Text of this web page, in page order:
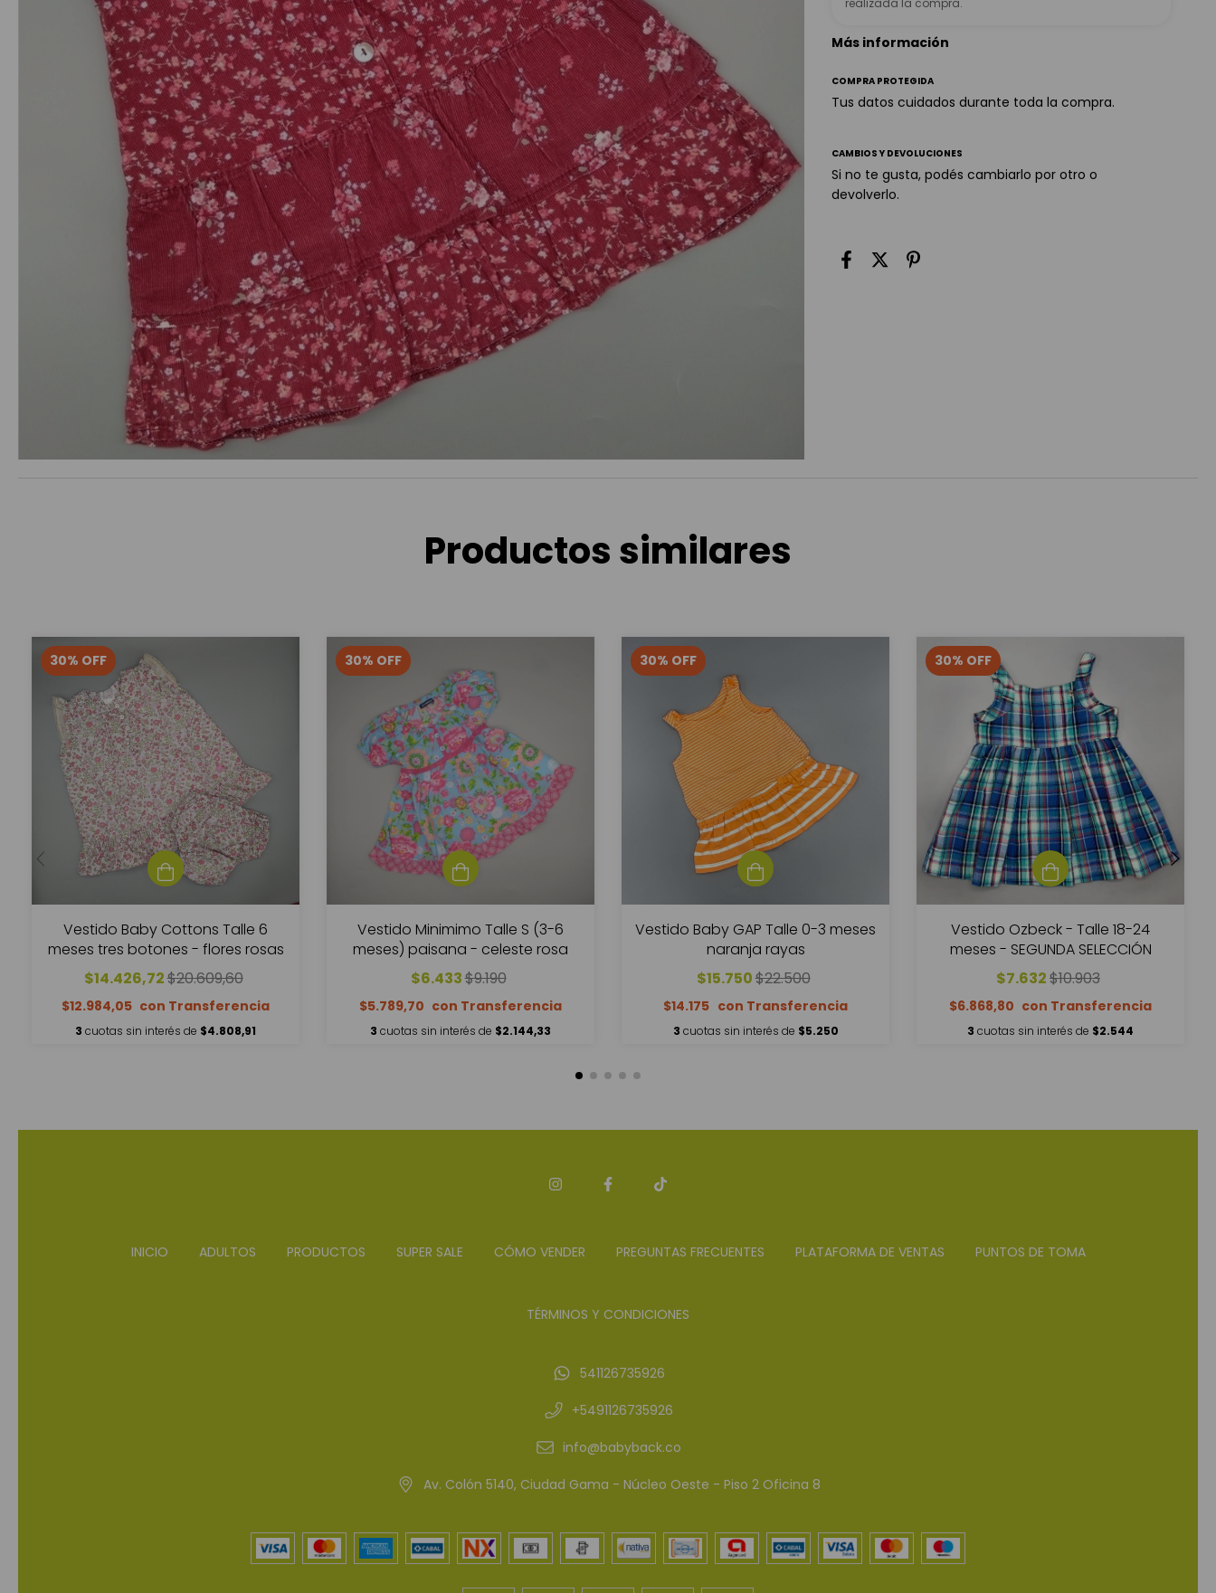
realizada la compra.
Más información
COMPRA PROTEGIDA
Tus datos cuidados durante toda la compra.
CAMBIOS Y DEVOLUCIONES
Si no te gusta, podés cambiarlo por otro o
devolverlo.
Productos similares
30% OFF
Vestido Baby Cottons Talle 6
meses tres botones - flores rosas
$14.426,72$20.609,60
$12.984,05
3 cuotas sin interés de $4.808,91
30% OFF
Vestido Minimimo Talle S (3-6
meses) paisana - celeste rosa
$6.433$9.190
$5.789,70
3 cuotas sin interés de $2.144,33
30% OFF
Vestido Baby GAP Talle 0-3 meses
naranja rayas
$15.750$22.500
$14.175
3 cuotas sin interés de $5.250
30% OFF
Vestido Ozbeck - Talle 18-24
meses - SEGUNDA SELECCIÓN
$7.632$10.903
$6.868,80
3 cuotas sin interés de $2.544
INICIO ADULTOS PRODUCTOS SUPER SALE CÓMO VENDER PREGUNTAS FRECUENTES PLATAFORMA DE VENTAS PUNTOS DE TOMA
TÉRMINOS Y CONDICIONES
541126735926
+5491126735926
info@babyback.co
Av. Colón 5140, Ciudad Gama - Núcleo Oeste - Piso 2 Oficina 8